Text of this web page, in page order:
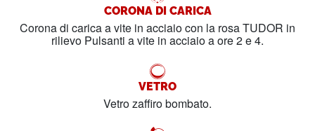
CORONA DI CARICA
Corona di carica a vite in acciaio con la rosa TUDOR in
rilievo Pulsanti a vite in acciaio a ore 2 e 4.
VETRO
Vetro zaffiro bombato.